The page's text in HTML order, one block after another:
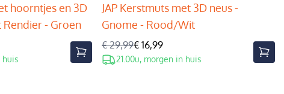
hoorntjes en 3D
Rendier - Groen
huis
JAP Kerstmuts met 3D neus -
Gnome - Rood/Wit
€ 29,99€ 16,99
21.00u, morgen in huis